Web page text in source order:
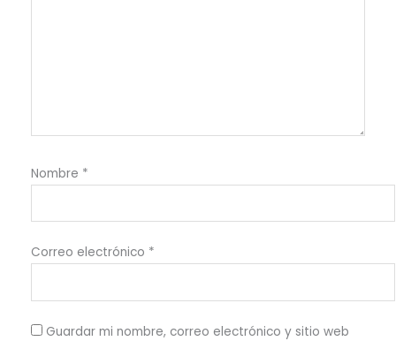
Nombre *
Correo electrónico *
Guardar mi nombre, correo electrónico y sitio web